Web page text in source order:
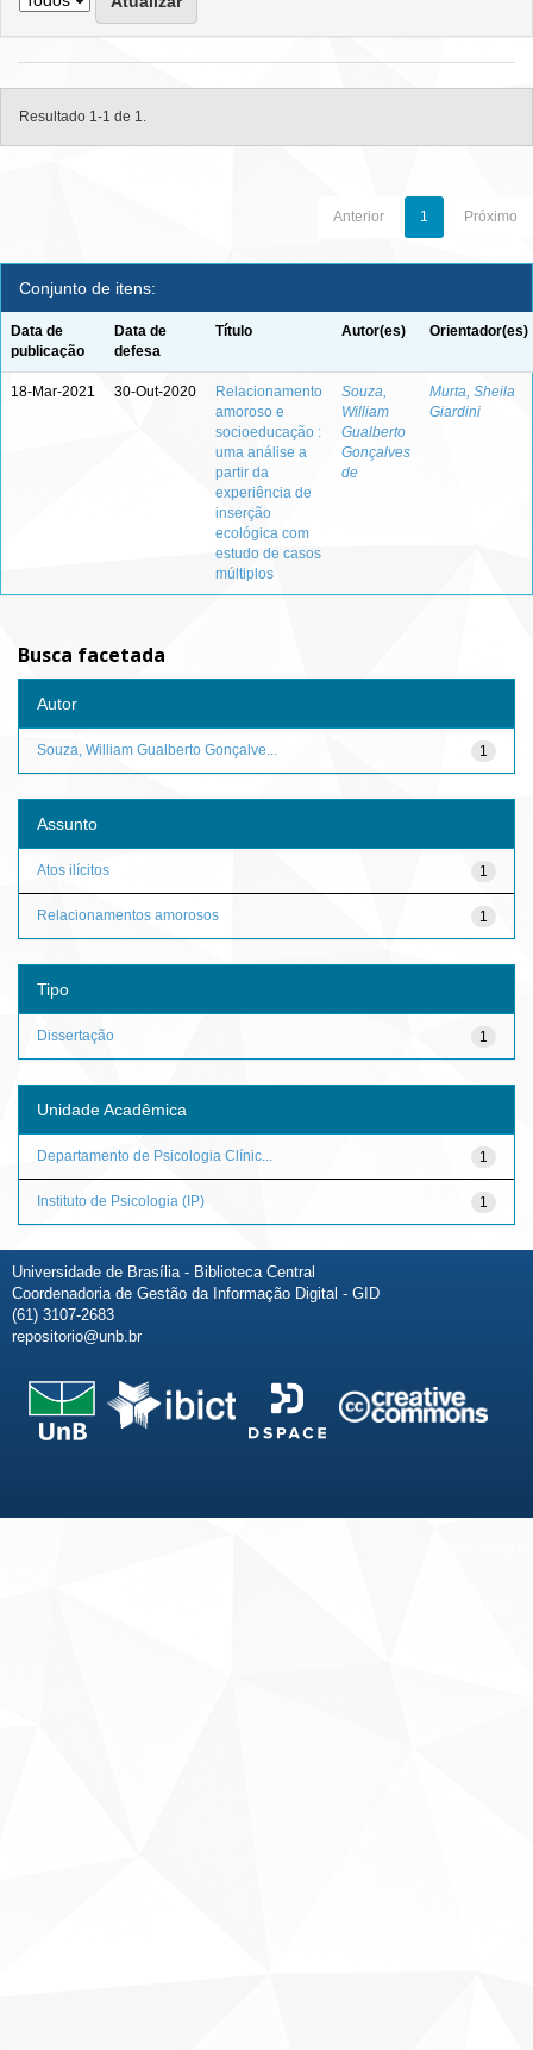
Resultado 1-1 de 1.
Anterior 1 Próximo
Conjunto de itens:
Data de
publicação
Data de
defesa
Título Autor(es) Orientador(es)
18-Mar-2021 30-Out-2020
Relacionamento
amoroso e
socioeducação :
uma análise a
partir da
experiência de
inserção
ecológica com
estudo de casos
múltiplos
Souza,
William
Gualberto
Gonçalves
de
Murta, Sheila
Giardini
Busca facetada
Autor
1
Souza, William Gualberto Gonçalve...
Assunto
1
Atos ilícitos
1
Relacionamentos amorosos
Tipo
1
Dissertação
Unidade Acadêmica
1
Departamento de Psicologia Clínic...
1
Instituto de Psicologia (IP)
Universidade de Brasília - Biblioteca Central
Coordenadoria de Gestão da Informação Digital - GID
(61) 3107-2683
repositorio@unb.br